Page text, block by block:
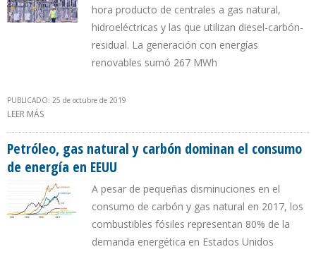
hora producto de centrales a gas natural,
hidroeléctricas y las que utilizan diesel-carbón-
residual. La generación con energías
renovables sumó 267 MWh
PUBLICADO: 25 de octubre de 2019
LEER MÁS
Petróleo, gas natural y carbón dominan el consumo
de energía en EEUU
A pesar de pequeñas disminuciones en el
consumo de carbón y gas natural en 2017, los
combustibles fósiles representan 80% de la
demanda energética en Estados Unidos